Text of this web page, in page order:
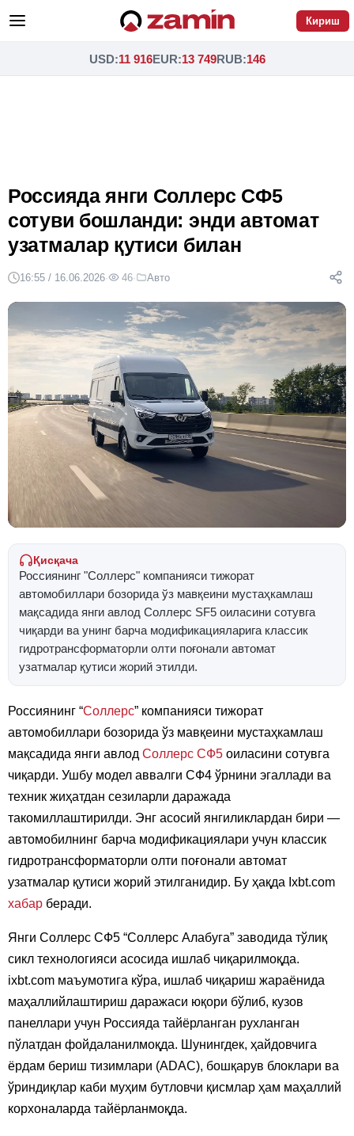
Кириш
USD:11 916EUR:13 749RUB:146
Россияда янги Соллерс СФ5
сотуви бошланди: энди автомат
узатмалар қутиси билан
16:55 / 16.06.2026· 46· Авто
Қисқача
Россиянинг "Соллерс" компанияси тижорат
автомобиллари бозорида ўз мавқеини мустаҳкамлаш
мақсадида янги авлод Соллерс SF5 оиласини сотувга
чиқарди ва унинг барча модификацияларига классик
гидротрансформаторли олти поғонали автомат
узатмалар қутиси жорий этилди.
Россиянинг “Соллерс” компанияси тижорат
автомобиллари бозорида ўз мавқеини мустаҳкамлаш
мақсадида янги авлод Соллерс СФ5 оиласини сотувга
чиқарди. Ушбу модел аввалги СФ4 ўрнини эгаллади ва
техник жиҳатдан сезиларли даражада
такомиллаштирилди. Энг асосий янгиликлардан бири —
автомобилнинг барча модификациялари учун классик
гидротрансформаторли олти поғонали автомат
узатмалар қутиси жорий этилганидир. Бу ҳақда Ixbt.com
хабар беради.
Янги Соллерс СФ5 “Соллерс Алабуга” заводида тўлиқ
сикл технологияси асосида ишлаб чиқарилмоқда.
ixbt.com маъумотига кўра, ишлаб чиқариш жараёнида
маҳаллийлаштириш даражаси юқори бўлиб, кузов
панеллари учун Россияда тайёрланган рухланган
пўлатдан фойдаланилмоқда. Шунингдек, ҳайдовчига
ёрдам бериш тизимлари (ADAС), бошқарув блоклари ва
ўриндиқлар каби муҳим бутловчи қисмлар ҳам маҳаллий
корхоналарда тайёрланмоқда.